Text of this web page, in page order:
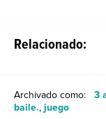
Relacionado:
Archivado como: 3
baile., juego